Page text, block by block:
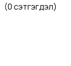
(0 сэтгэгдэл)